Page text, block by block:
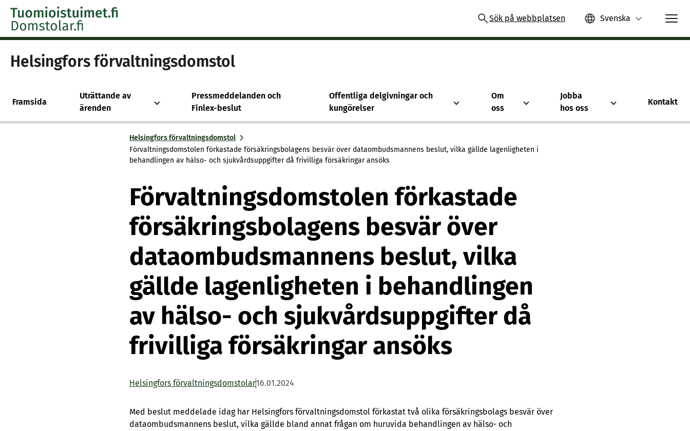
Skip to content -saavutettavuusohje
Sök på webbplatsen Svenska
Helsingfors förvaltningsdomstol
Framsida
Uträttande av
ärenden
Pressmeddelanden och
Finlex-beslut
Offentliga delgivningar och
kungörelser
Om
oss
Jobba
hos oss
Kontakt
Helsingfors förvaltningsdomstol
Förvaltningsdomstolen förkastade försäkringsbolagens besvär över dataombudsmannens beslut, vilka gällde lagenligheten i
behandlingen av hälso- och sjukvårdsuppgifter då frivilliga försäkringar ansöks
Förvaltningsdomstolen förkastade
försäkringsbolagens besvär över
dataombudsmannens beslut, vilka
gällde lagenligheten i behandlingen
av hälso- och sjukvårdsuppgifter då
frivilliga försäkringar ansöks
Helsingfors förvaltningsdomstolar16.01.2024
Med beslut meddelade idag har Helsingfors förvaltningsdomstol förkastat två olika försäkringsbolags besvär över
dataombudsmannens beslut, vilka gällde bland annat frågan om huruvida behandlingen av hälso- och